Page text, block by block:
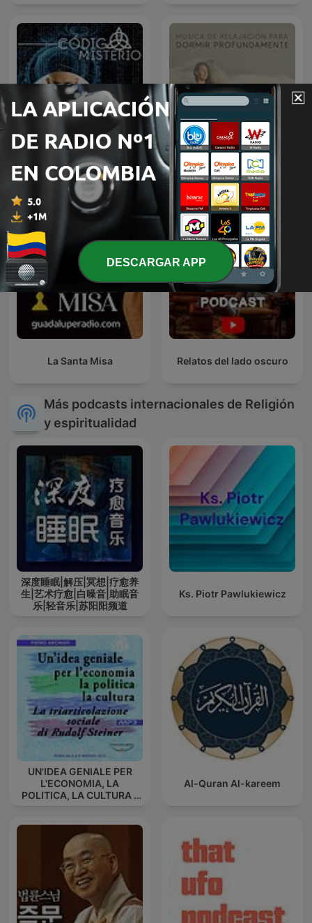
Código Misterio
Música de Relajación para
DORMIR
La Santa Misa Relatos del lado oscuro
Más podcasts internacionales de Religión
y espiritualidad
深度睡眠|解压|冥想|疗愈养
生|艺术疗愈|白噪音|助眠音
乐|轻音乐|苏阳阳频道
Ks. Piotr Pawlukiewicz
UN'IDEA GENIALE PER
L'ECONOMIA, LA
POLITICA, LA CULTURA -
Al-Quran Al-kareem
DESCARGAR APP